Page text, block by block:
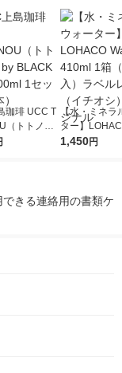
珈琲 UCC T
（トトノ
無糖 5
【水・ミネラ
ター】
r 410ml 1箱（
1,450円
きる連絡用の書類ケ